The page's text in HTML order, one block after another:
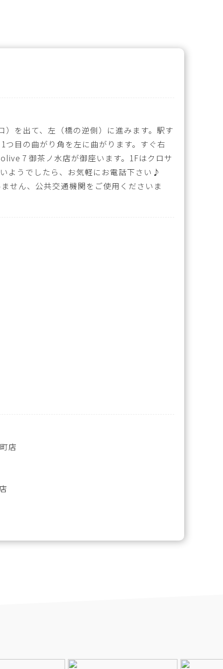
）を出て、左（橋の逆側）に進みます。駅す
つ目の曲がり角を左に曲がります。すぐ右
7 御茶ノ水店が御座います。1Fはクロサ
ようでしたら、お気軽にお電話下さい♪
せん、公共交通機関をご使用くださいま
店